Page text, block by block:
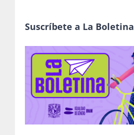
Suscríbete a La Boletina